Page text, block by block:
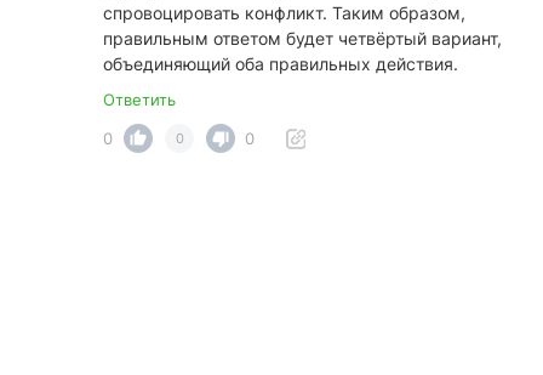
спровоцировать конфликт. Таким образом,
правильным ответом будет четвёртый вариант,
объединяющий оба правильных действия.
Ответить
0
0 0